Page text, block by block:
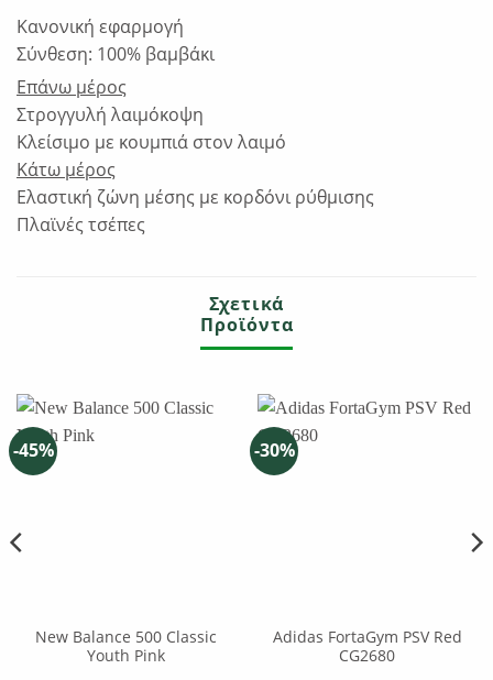
Κανονική εφαρμογή
Σύνθεση: 100% βαμβάκι
Επάνω μέρος
Στρογγυλή λαιμόκοψη
Κλείσιμο με κουμπιά στον λαιμό
Κάτω μέρος
Ελαστική ζώνη μέσης με κορδόνι ρύθμισης
Πλαϊνές τσέπες
Σχετικά
Προϊόντα
-45%
New Balance 500 Classic
Youth Pink
-30%
Adidas FortaGym PSV Red
CG2680